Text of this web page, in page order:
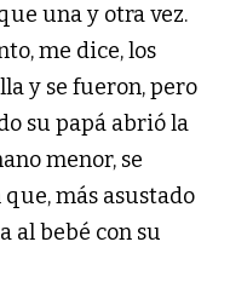
una y otra vez.
me dice, los
y se fueron, pero
su papá abrió la
menor, se
más asustado
al bebé con su